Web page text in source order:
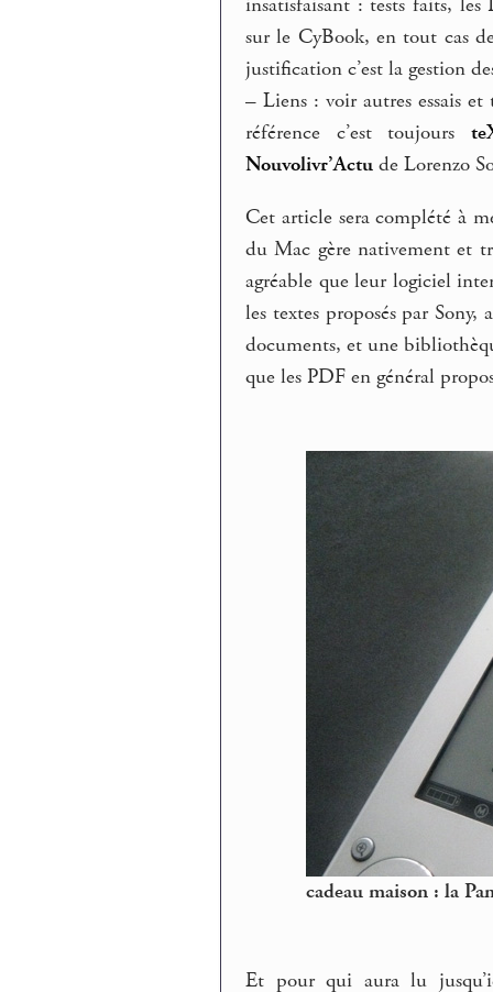
insatisfaisant : tests faits,
sur le CyBook, en tout cas
justification c’est la gestion
– Liens : voir autres essais
référence c’est toujours
Nouvolivr’Actu de Lorenzo
Cet article sera complété à
du Mac gère nativement et
agréable que leur logiciel
les textes proposés par
documents, et une
que les PDF en général
cadeau maison : la
Et pour qui aura lu